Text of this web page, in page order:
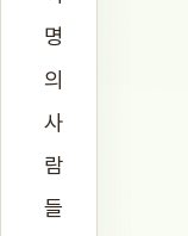
명
의
사
람
들